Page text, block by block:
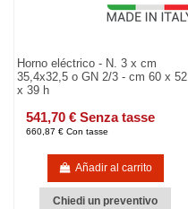
Horno eléctrico - N. 3 x cm
35,4x32,5 o GN 2/3 - cm 60 x 52
x 39 h
541,70 € Senza tasse
660,87 € Con tasse
Añadir al carrito
Chiedi un preventivo